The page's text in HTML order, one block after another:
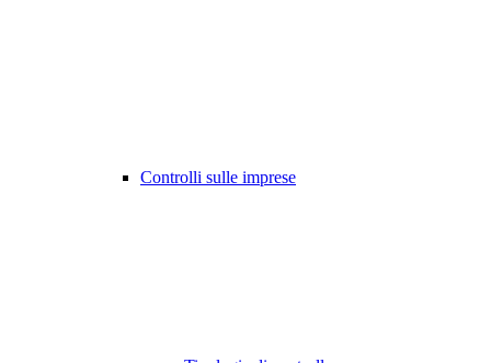
Controlli sulle imprese